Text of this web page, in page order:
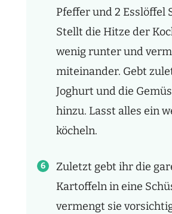
Pfeffer und 2 Esslöffel
Stellt die Hitze der
wenig runter und
miteinander. Gebt
Joghurt und die
hinzu. Lasst alles ein
köcheln.
Zuletzt gebt ihr die
Kartoffeln in eine
vermengt sie